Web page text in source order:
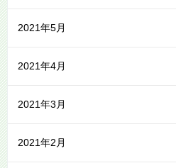
2021年5月
2021年4月
2021年3月
2021年2月